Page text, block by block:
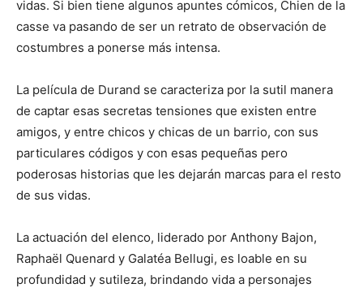
vidas. Si bien tiene algunos apuntes cómicos, Chien de la
casse va pasando de ser un retrato de observación de
costumbres a ponerse más intensa.
La película de Durand se caracteriza por la sutil manera
de captar esas secretas tensiones que existen entre
amigos, y entre chicos y chicas de un barrio, con sus
particulares códigos y con esas pequeñas pero
poderosas historias que les dejarán marcas para el resto
de sus vidas.
La actuación del elenco, liderado por Anthony Bajon,
Raphaël Quenard y Galatéa Bellugi, es loable en su
profundidad y sutileza, brindando vida a personajes